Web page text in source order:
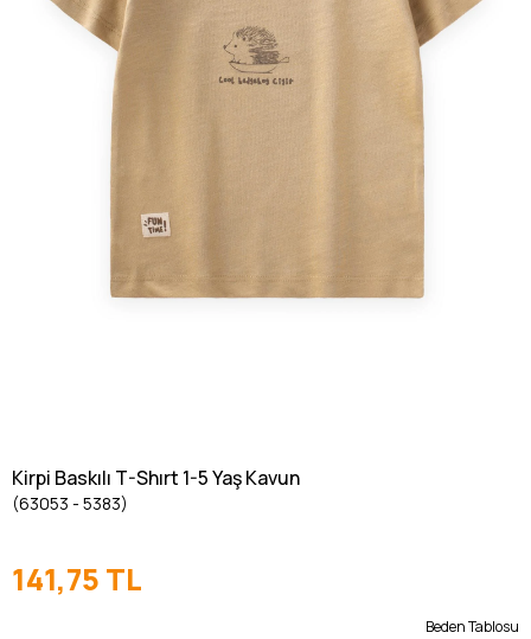
Kirpi Baskılı T-Shırt 1-5 Yaş Kavun
(63053 - 5383)
141,75 TL
Beden Tablosu